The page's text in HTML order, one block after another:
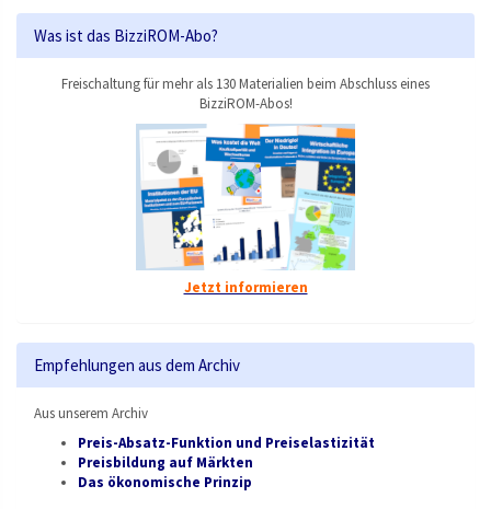
Was ist das BizziROM-Abo?
Freischaltung für mehr als 130 Materialien beim Abschluss eines
BizziROM-Abos!
Jetzt informieren
Empfehlungen aus dem Archiv
Aus unserem Archiv
Preis-Absatz-Funktion und Preiselastizität
Preisbildung auf Märkten
Das ökonomische Prinzip